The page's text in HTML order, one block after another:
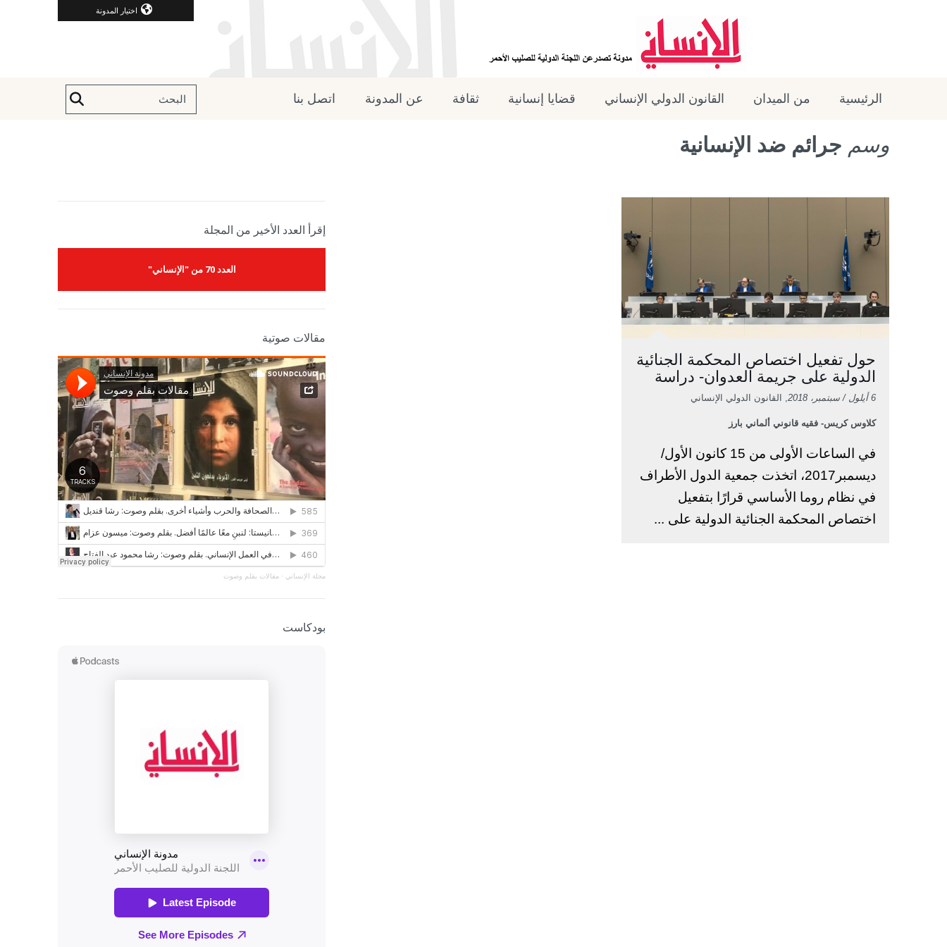
اختيار المدونة
الرئيسية من الميدان القانون الدولي الإنساني قضايا إنسانية ثقافة عن المدونة اتصل بنا
وسم جرائم ضد الإنسانية
حول تفعيل اختصاص المحكمة الجنائية
الدولية على جريمة العدوان- دراسة
6 أيلول / سبتمبر، 2018 , القانون الدولي الإنساني
كلاوس كريس- فقيه قانوني ألماني بارز
في الساعات الأولى من 15 كانون الأول/
ديسمبر2017، اتخذت جمعية الدول الأطراف
في نظام روما الأساسي قرارًا بتفعيل
اختصاص المحكمة الجنائية الدولية على ...
إقرأ العدد الأخير من المجلة
العدد 70 من "الإنساني"
مقالات صوتية
مجلة الإنساني · مقالات بقلم وصوت
بودكاست